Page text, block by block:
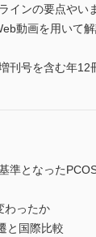
インの要点やい
動画を用いて
刊号を含む年12
準となった
わったか
と国際比較